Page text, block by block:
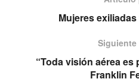
Mujeres
“Toda visión aérea
Franklin